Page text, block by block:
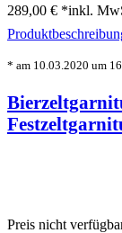
289,00 € *inkl.
* am 10.03.2020 um
Preis nicht